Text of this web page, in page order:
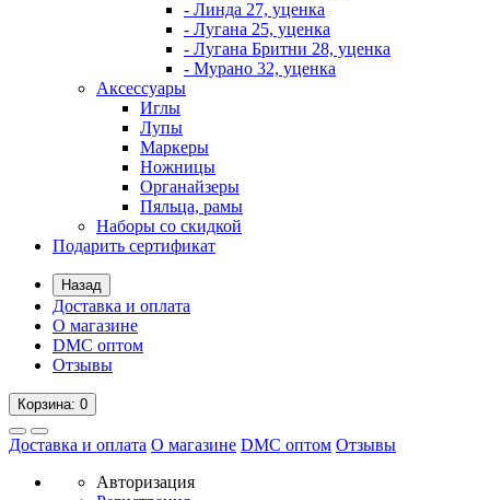
- Линда 27, уценка
- Лугана 25, уценка
- Лугана Бритни 28, уценка
- Мурано 32, уценка
Аксессуары
Иглы
Лупы
Маркеры
Ножницы
Органайзеры
Пяльца, рамы
Наборы со скидкой
Подарить сертификат
Назад
Доставка и оплата
О магазине
DMC оптом
Отзывы
Корзина: 0
Доставка и оплата О магазине DMC оптом Отзывы
Авторизация